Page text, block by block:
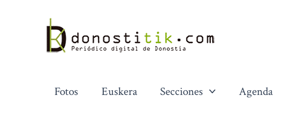
contenido
Fotos Euskera Secciones Agenda